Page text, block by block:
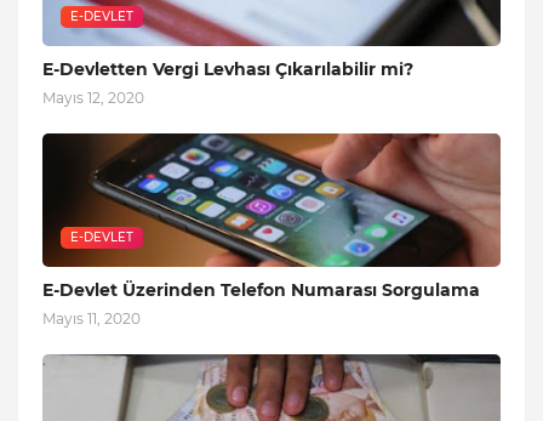
E-DEVLET
E-Devletten Vergi Levhası Çıkarılabilir mi?
Mayıs 12, 2020
E-DEVLET
E-Devlet Üzerinden Telefon Numarası Sorgulama
Mayıs 11, 2020